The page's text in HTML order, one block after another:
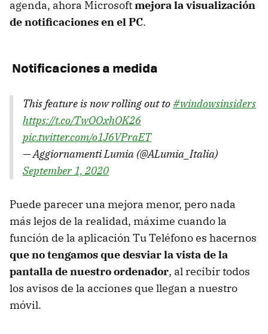
agenda, ahora Microsoftmejora la visualización
de notificaciones en el PC.
Notificaciones a medida
This feature is now rolling out to#windowsinsiders
https://t.co/TwOOxhOK26
pic.twitter.com/o1J6VPraET
— Aggiornamenti Lumia (@ALumia_Italia)
September 1, 2020
Puede parecer una mejora menor, pero nada
más lejos de la realidad, máxime cuando la
función de la aplicación Tu Teléfono es hacernos
que no tengamos que desviar la vista de la
pantalla de nuestro ordenador, al recibir todos
los avisos de la acciones que llegan a nuestro
móvil.